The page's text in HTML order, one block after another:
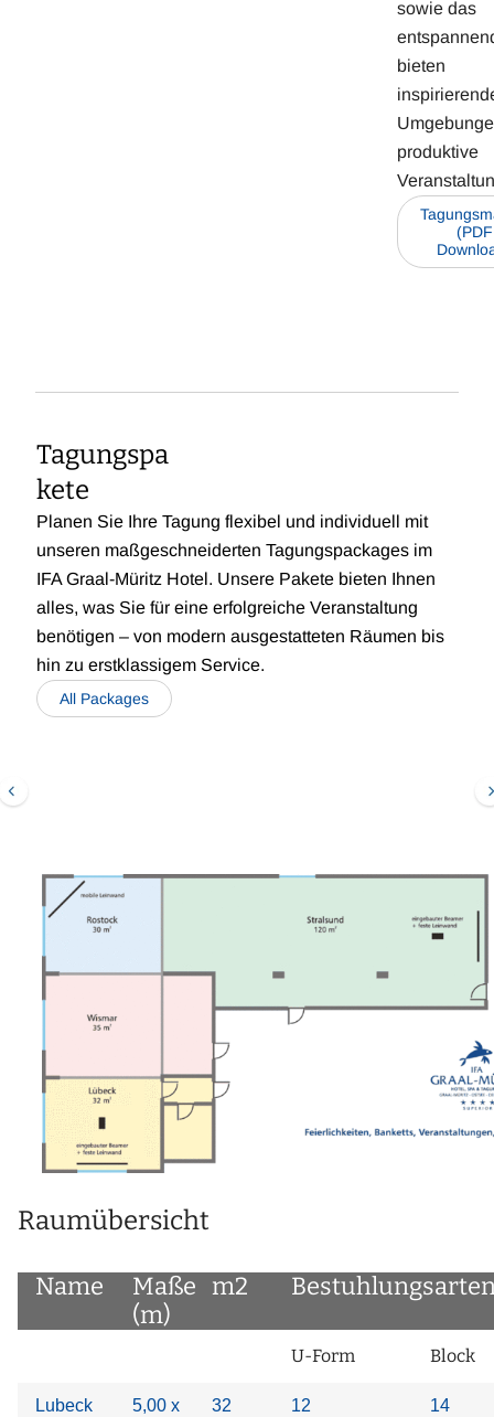
sowie das
bieten
produktive
(PDF
Tagungspa
kete
Planen Sie Ihre Tagung flexibel und individuell mit
unseren maßgeschneiderten Tagungspackages im
IFA Graal-Müritz Hotel. Unsere Pakete bieten Ihnen
alles, was Sie für eine erfolgreiche Veranstaltung
benötigen – von modern ausgestatteten Räumen bis
hin zu erstklassigem Service.
All Packages
Raumübersicht
Name
Maße
(m)
m2
U-Form Block
Lubeck
5,00 x
32 12 14